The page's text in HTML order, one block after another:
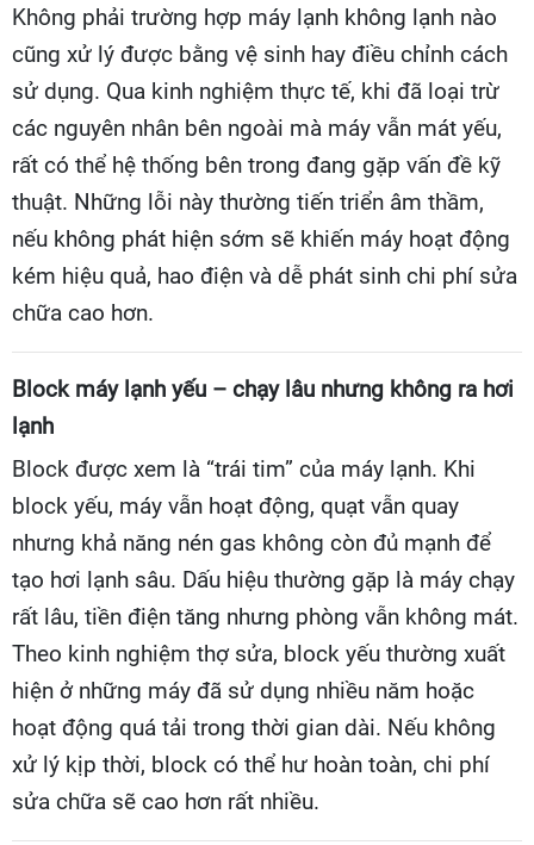
Không phải trường hợp máy lạnh không lạnh nào
cũng xử lý được bằng vệ sinh hay điều chỉnh cách
sử dụng. Qua kinh nghiệm thực tế, khi đã loại trừ
các nguyên nhân bên ngoài mà máy vẫn mát yếu,
rất có thể hệ thống bên trong đang gặp vấn đề kỹ
thuật. Những lỗi này thường tiến triển âm thầm,
nếu không phát hiện sớm sẽ khiến máy hoạt động
kém hiệu quả, hao điện và dễ phát sinh chi phí sửa
chữa cao hơn.
Block máy lạnh yếu – chạy lâu nhưng không ra hơi
lạnh
Block được xem là “trái tim” của máy lạnh. Khi
block yếu, máy vẫn hoạt động, quạt vẫn quay
nhưng khả năng nén gas không còn đủ mạnh để
tạo hơi lạnh sâu. Dấu hiệu thường gặp là máy chạy
rất lâu, tiền điện tăng nhưng phòng vẫn không mát.
Theo kinh nghiệm thợ sửa, block yếu thường xuất
hiện ở những máy đã sử dụng nhiều năm hoặc
hoạt động quá tải trong thời gian dài. Nếu không
xử lý kịp thời, block có thể hư hoàn toàn, chi phí
sửa chữa sẽ cao hơn rất nhiều.